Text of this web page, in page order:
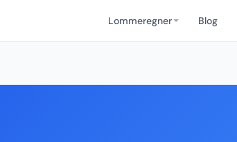
Lommeregner Blog